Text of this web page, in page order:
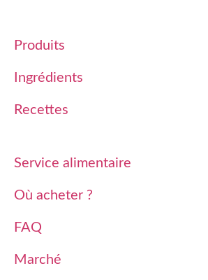
Produits
Ingrédients
Recettes
Service alimentaire
Où acheter ?
FAQ
Marché